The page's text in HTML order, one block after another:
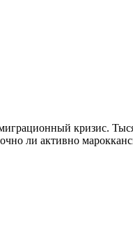
кризис.
ли активно